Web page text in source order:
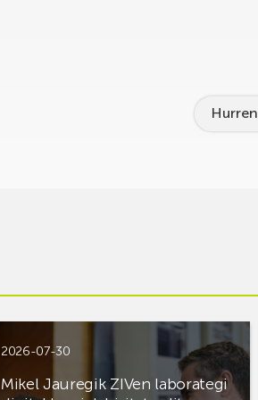
2026-07-30
Mikel Jauregik ZIVen laborategi